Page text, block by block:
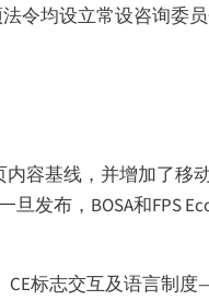
令均设立常设咨询委
内容基线，并增加了移
旦发布，BOSA和FPS
CE标志交互及语言制